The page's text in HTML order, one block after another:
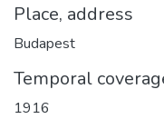
Place, address
Budapest
Temporal
1916